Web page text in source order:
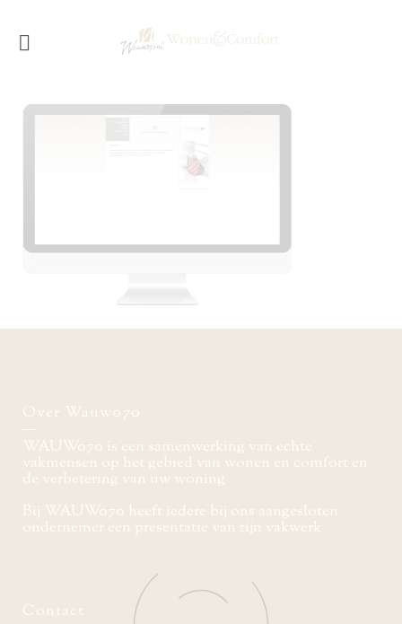
Over Wauw070
WAUW070 is een samenwerking van echte
vakmensen op het gebied van wonen en comfort en
de verbetering van uw woning
Bij WAUW070 heeft iedere bij ons aangesloten
ondernemer een presentatie van zijn vakwerk
Contact